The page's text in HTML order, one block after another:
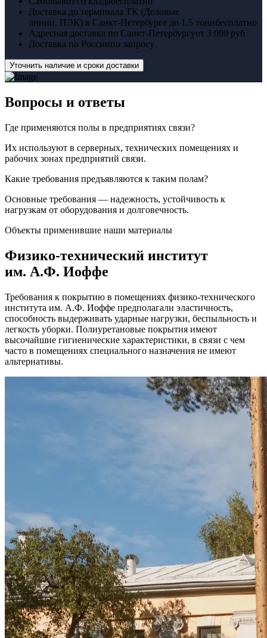
Доставка до терминала ТК (Деловые
линии, ПЭК) в Санкт-Петербурге до 1,5 тоннбесплатно
Адресная доставка по Санкт-Петербургуот 3 000 руб
Доставка по Россиипо запросу
Уточнить наличие и сроки доставки
Вопросы и ответы
Где применяются полы в предприятиях связи?
Их используют в серверных, технических помещениях и
рабочих зонах предприятий связи.
Какие требования предъявляются к таким полам?
Основные требования — надежность, устойчивость к
нагрузкам от оборудования и долговечность.
Объекты применившие наши материалы
Физико-технический институт
им. А.Ф. Иоффе
Требования к покрытию в помещениях физико-технического
института им. А.Ф. Иоффе предполагали эластичность,
способность выдерживать ударные нагрузки, беспыльность и
легкость уборки. Полиуретановые покрытия имеют
высочайшие гигиенические характеристики, в связи с чем
часто в помещениях специального назначения не имеют
альтернативы.